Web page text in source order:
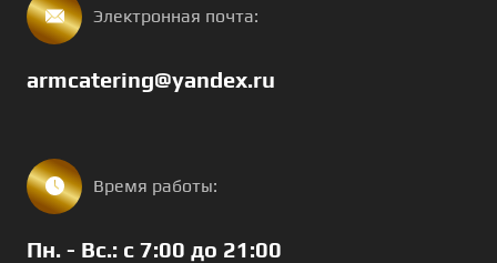
Электронная почта:
armcatering@yandex.ru
Время работы:
Пн. - Вс.: с 7:00 до 21:00